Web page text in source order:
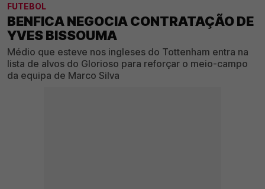
FUTEBOL
BENFICA NEGOCIA CONTRATAÇÃO DE
YVES BISSOUMA
Médio que esteve nos ingleses do Tottenham entra na
lista de alvos do Glorioso para reforçar o meio-campo
da equipa de Marco Silva